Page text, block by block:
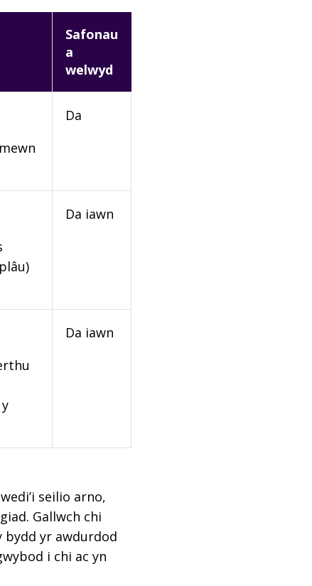
Safonau
a
welwyd
Da
Da iawn
Da iawn
seilio arno,
Gallwch chi
bydd yr awdurdod
i chi ac yn